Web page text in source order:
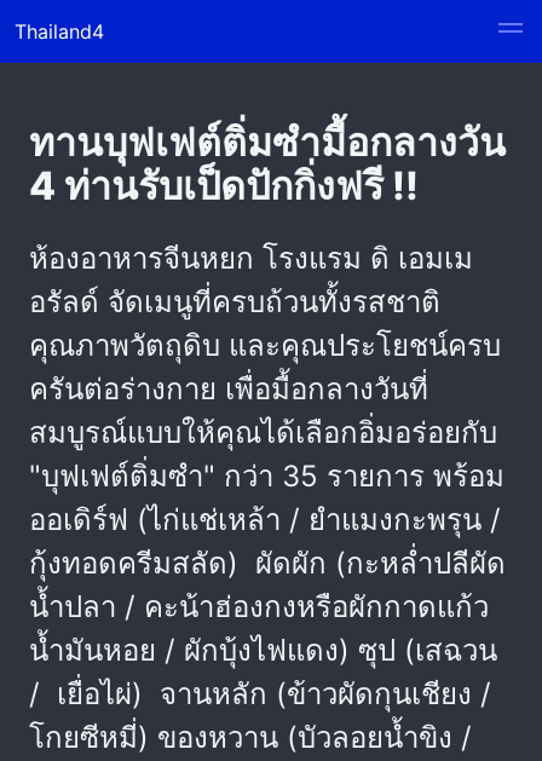
Thailand4
ทานบุฟเฟต์ติ่มซำมื้อกลางวัน
4 ท่านรับเป็ดปักกิ่งฟรี !!
ห้องอาหารจีนหยก โรงแรม ดิ เอมเม
อรัลด์ จัดเมนูที่ครบถ้วนทั้งรสชาติ
คุณภาพวัตถุดิบ และคุณประโยชน์ครบ
ครันต่อร่างกาย เพื่อมื้อกลางวันที่
สมบูรณ์แบบให้คุณได้เลือกอิ่มอร่อยกับ
"บุฟเฟต์ติ่มซำ" กว่า 35 รายการ พร้อม
ออเดิร์ฟ (ไก่แช่เหล้า / ยำแมงกะพรุน /
กุ้งทอดครีมสลัด) ผัดผัก (กะหล่ำปลีผัด
น้ำปลา / คะน้าฮ่องกงหรือผักกาดแก้ว
น้ำมันหอย / ผักบุ้งไฟแดง) ซุป (เสฉวน
/ เยื่อไผ่) จานหลัก (ข้าวผัดกุนเชียง /
โกยซีหมี่) ของหวาน (บัวลอยน้ำขิง /